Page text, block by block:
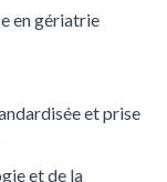
en gériatrie
et prise
et de la